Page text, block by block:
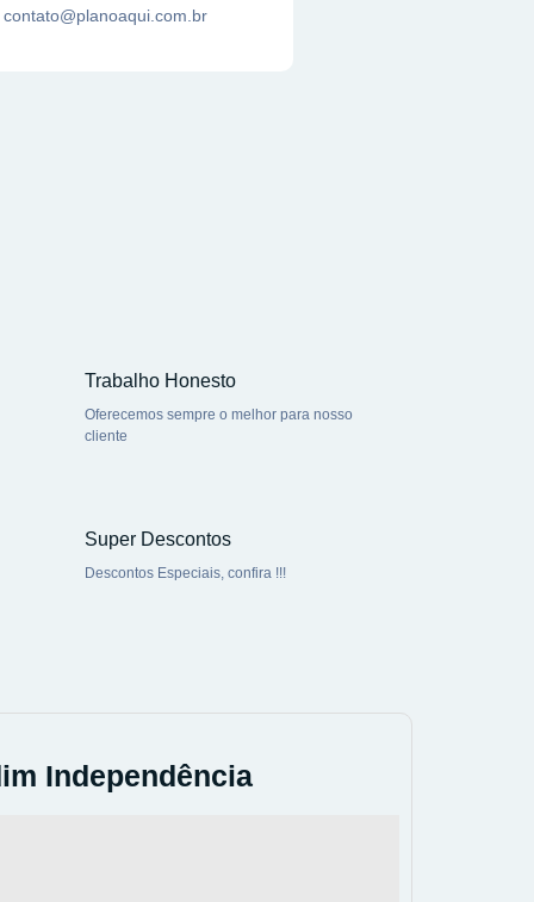
contato@planoaqui.com.br
Trabalho Honesto
Oferecemos sempre o melhor para nosso
cliente
Super Descontos
Descontos Especiais, confira !!!
Independência